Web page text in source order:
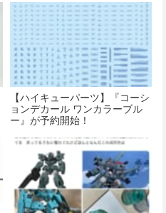
【ハイキューパーツ】『コーシ
ョンデカール ワンカラーブル
ー』が予約開始！